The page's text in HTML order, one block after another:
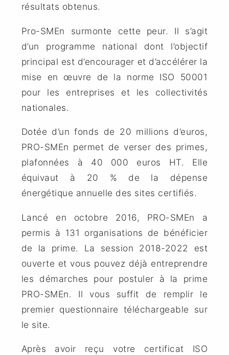
résultats obtenus.
Pro-SMEn surmonte cette peur. Il s’agit
d’un programme national dont l’objectif
principal est d’encourager et d’accélérer la
mise en œuvre de la norme ISO 50001
pour les entreprises et les collectivités
nationales.
Dotée d’un fonds de 20 millions d’euros,
PRO-SMEn permet de verser des primes,
plafonnées à 40 000 euros HT. Elle
équivaut à 20 % de la dépense
énergétique annuelle des sites certifiés.
Lancé en octobre 2016, PRO-SMEn a
permis à 131 organisations de bénéficier
de la prime. La session 2018-2022 est
ouverte et vous pouvez déjà entreprendre
les démarches pour postuler à la prime
PRO-SMEn. Il vous suffit de remplir le
premier questionnaire téléchargeable sur
le site.
Après avoir reçu votre certificat ISO